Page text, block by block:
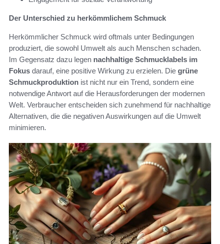
Der Unterschied zu herkömmlichem Schmuck
Herkömmlicher Schmuck wird oftmals unter Bedingungen
produziert, die sowohl Umwelt als auch Menschen schaden.
Im Gegensatz dazu legen nachhaltige Schmucklabels im
Fokus darauf, eine positive Wirkung zu erzielen. Die grüne
Schmuckproduktion ist nicht nur ein Trend, sondern eine
notwendige Antwort auf die Herausforderungen der modernen
Welt. Verbraucher entscheiden sich zunehmend für nachhaltige
Alternativen, die die negativen Auswirkungen auf die Umwelt
minimieren.